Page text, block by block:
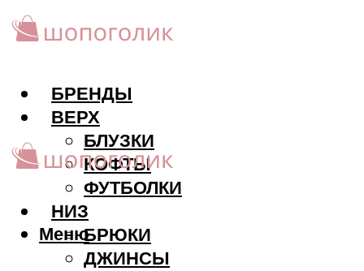
БРЕНДЫ
ВЕРХ
БЛУЗКИ
КОФТЫ
ФУТБОЛКИ
НИЗ
БРЮКИ
ДЖИНСЫ
Меню